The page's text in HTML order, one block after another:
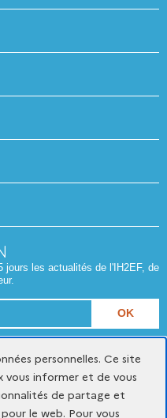
jours les actualités de l'IH2EF, de
personnelles. Ce site
vous informer et de vous
de partage et
le web. Pour vous